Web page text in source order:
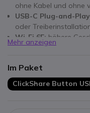
ohne Kabel und ohne
USB-C Plug-and-
oder
Wi-Fi 6E: höhere
anspruchsvollen
professionelle
Erweiterte
der Kommunikation
Mehr anzeigen
Im Paket
ClickShare Button